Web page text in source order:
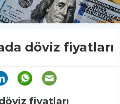
döviz fiyatları
fiyatları